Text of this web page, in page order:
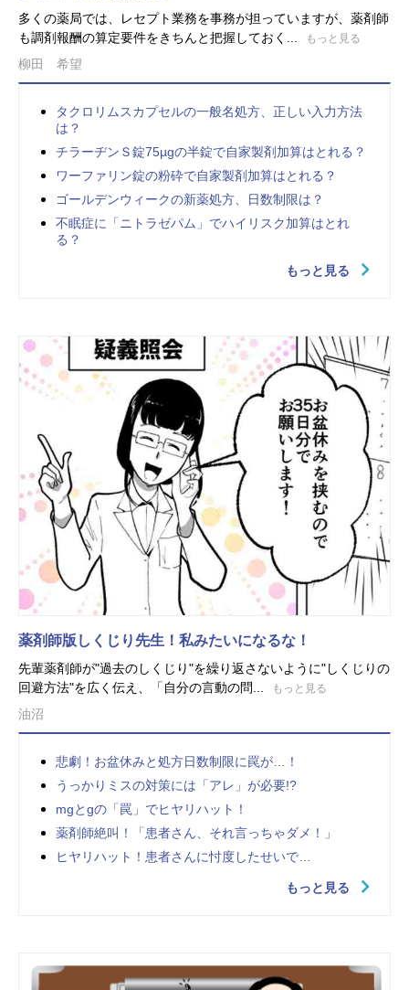
多くの薬局では、レセプト業務を事務が担っていますが、薬剤師
も調剤報酬の算定要件をきちんと把握しておく...
もっと見る
柳田 希望
タクロリムスカプセルの一般名処方、正しい入力方法
は？
チラーヂンＳ錠75µgの半錠で自家製剤加算はとれる？
ワーファリン錠の粉砕で自家製剤加算はとれる？
ゴールデンウィークの新薬処方、日数制限は？
不眠症に「ニトラゼパム」でハイリスク加算はとれ
る？
もっと見る
薬剤師版しくじり先生！私みたいになるな！
先輩薬剤師が"過去のしくじり"を繰り返さないように"しくじりの
回避方法"を広く伝え、「自分の言動の問...
もっと見る
油沼
悲劇！お盆休みと処方日数制限に罠が…！
うっかりミスの対策には「アレ」が必要!?
mgとgの「罠」でヒヤリハット！
薬剤師絶叫！「患者さん、それ言っちゃダメ！」
ヒヤリハット！患者さんに忖度したせいで…
もっと見る